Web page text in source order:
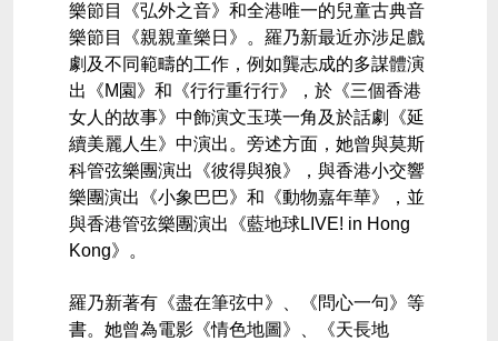
樂節目《弘外之音》和全港唯一的兒童古典音
樂節目《親親童樂日》。羅乃新最近亦涉足戲
劇及不同範疇的工作，例如龔志成的多謀體演
出《M 園》和《行行重行行》，於《三個香港
女人的故事》中飾演文玉瑛一角及於話劇《延
續美麗人生》中演出。旁述方面，她曾與莫斯
科管弦樂團演出《彼得與狼》，與香港小交響
樂團演出《小象巴巴》和《動物嘉年華》，並
與香港管弦樂團演出《藍地球LIVE! in Hong
Kong》。
羅乃新著有《盡在筆弦中》、《問心一句》等
書。她曾為電影《情色地圖》、《天長地